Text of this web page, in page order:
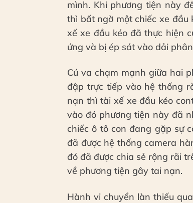
mình. Khi phương tiện này
thì bất ngờ một chiếc xe đầu
xế xe đầu kéo đã thực hiện
ứng và bị ép sát vào dải
Cú va chạm mạnh giữa hai
đập trực tiếp vào hệ thống
nạn thì tài xế xe đầu kéo
vào đó phương tiện này đã
chiếc ô tô con đang gặp sự
đã được hệ thống camera
đó đã được chia sẻ rộng rãi
về phương tiện gây tai nạn.
Hành vi chuyển làn thiếu